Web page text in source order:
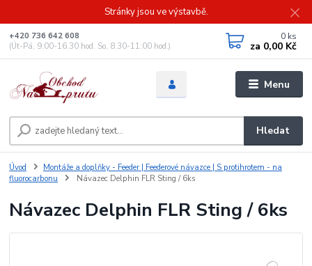
Stránky jsou ve výstavbě.
Menu
Hledat
+420 736 642 608
(Út-Pá, 9:00-16.30 hod. So, 8.30-11:00 hod.)
0 ks
za 0,00 Kč
Úvod
Montáže a doplňky - Feeder | Feederové návazce | S protihrotem - na
fluorocarbonu
Návazec Delphin FLR Sting / 6ks
Návazec Delphin FLR Sting / 6ks